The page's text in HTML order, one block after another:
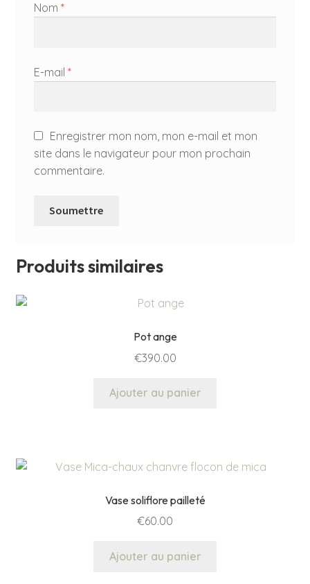
Nom *
E-mail *
Enregistrer mon nom, mon e-mail et mon
site dans le navigateur pour mon prochain
commentaire.
Produits similaires
Pot ange
€390.00
Ajouter au panier
Vase soliflore pailleté
€60.00
Ajouter au panier